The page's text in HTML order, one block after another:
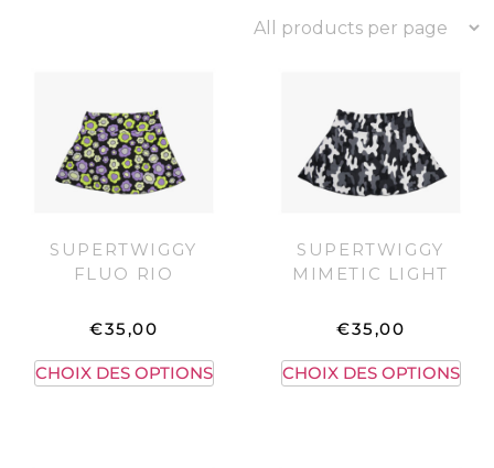
SUPERTWIGGY
FLUO RIO
€35,00
CHOIX DES OPTIONS
SUPERTWIGGY
MIMETIC LIGHT
€35,00
CHOIX DES OPTIONS